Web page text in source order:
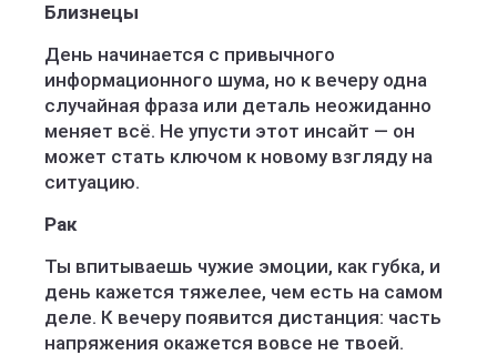
Близнецы
День начинается с привычного
информационного шума, но к вечеру одна
случайная фраза или деталь неожиданно
меняет всё. Не упусти этот инсайт — он
может стать ключом к новому взгляду на
ситуацию.
Рак
Ты впитываешь чужие эмоции, как губка, и
день кажется тяжелее, чем есть на самом
деле. К вечеру появится дистанция: часть
напряжения окажется вовсе не твоей.